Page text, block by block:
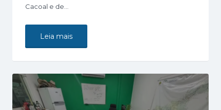
Cacoal e de…
Leia mais